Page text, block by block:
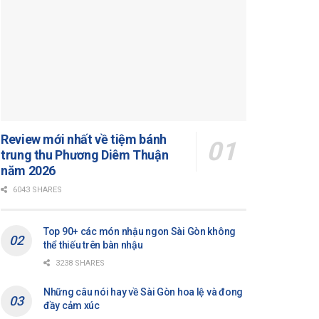
Review mới nhất về tiệm bánh
trung thu Phương Diêm Thuận
năm 2026
6043 SHARES
Top 90+ các món nhậu ngon Sài Gòn không
thể thiếu trên bàn nhậu
3238 SHARES
Những câu nói hay về Sài Gòn hoa lệ và đong
đầy cảm xúc